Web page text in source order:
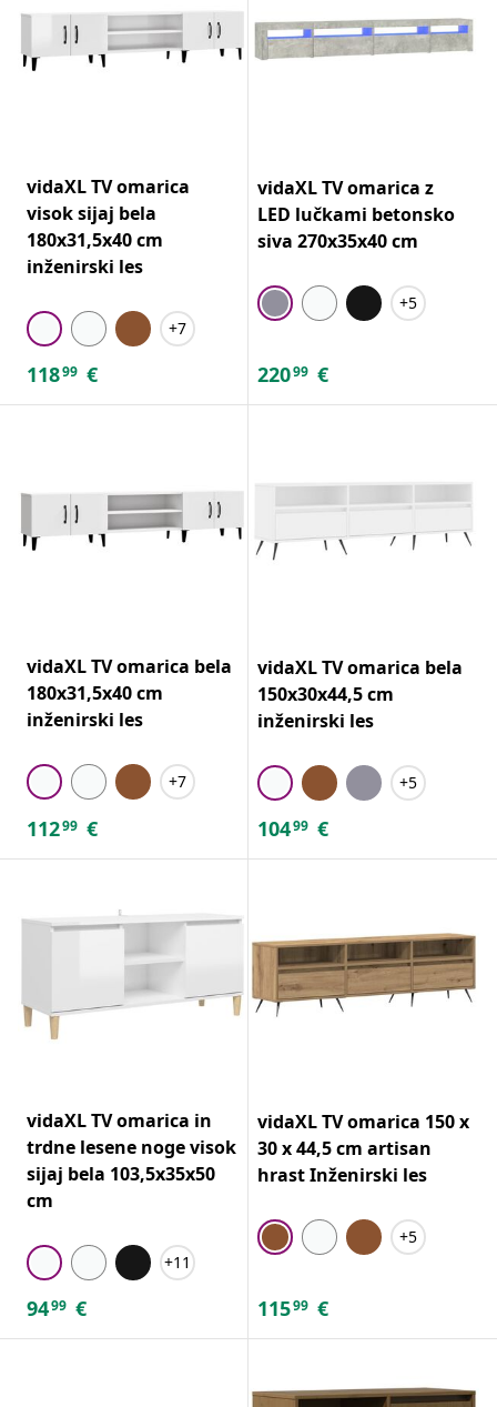
vidaXL TV omarica
visok sijaj bela
180x31,5x40 cm
inženirski les
+7
11899 €
vidaXL TV omarica z
LED lučkami betonsko
siva 270x35x40 cm
+5
22099 €
vidaXL TV omarica bela
180x31,5x40 cm
inženirski les
+7
11299 €
vidaXL TV omarica bela
150x30x44,5 cm
inženirski les
+5
10499 €
vidaXL TV omarica in
trdne lesene noge visok
sijaj bela 103,5x35x50
cm
+11
9499 €
vidaXL TV omarica 150 x
30 x 44,5 cm artisan
hrast Inženirski les
+5
11599 €